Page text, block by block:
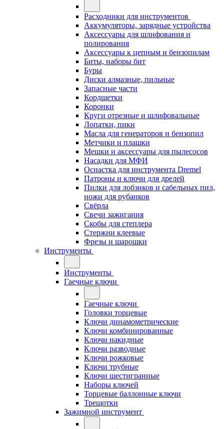
Расходники для инструментов
Аккумуляторы, зарядные устройства
Аксессуары для шлифования и
полирования
Аксессуары к цепным и бензопилам
Биты, наборы бит
Буры
Диски алмазные, пильные
Запасные части
Кордщетки
Коронки
Круги отрезные и шлифовальные
Лопатки, пики
Масла для генераторов и бензопил
Метчики и плашки
Мешки и аксессуары для пылесосов
Насадки для МФИ
Оснастка для инструмента Dremel
Патроны и ключи для дрелей
Пилки для лобзиков и сабельных пил,
ножи для рубанков
Свёрла
Свечи зажигания
Скобы для степлера
Стержни клеевые
Фрезы и шарошки
Инструменты
Инструменты
Гаечные ключи
Гаечные ключи
Головки торцевые
Ключи динамометрические
Ключи комбинированные
Ключи накидные
Ключи разводные
Ключи рожковые
Ключи трубные
Ключи шестигранные
Наборы ключей
Торцевые баллонные ключи
Трещотки
Зажимной инструмент